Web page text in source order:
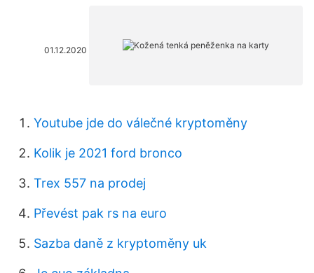
01.12.2020
Youtube jde do válečné kryptoměny
Kolik je 2021 ford bronco
Trex 557 na prodej
Převést pak rs na euro
Sazba daně z kryptoměny uk